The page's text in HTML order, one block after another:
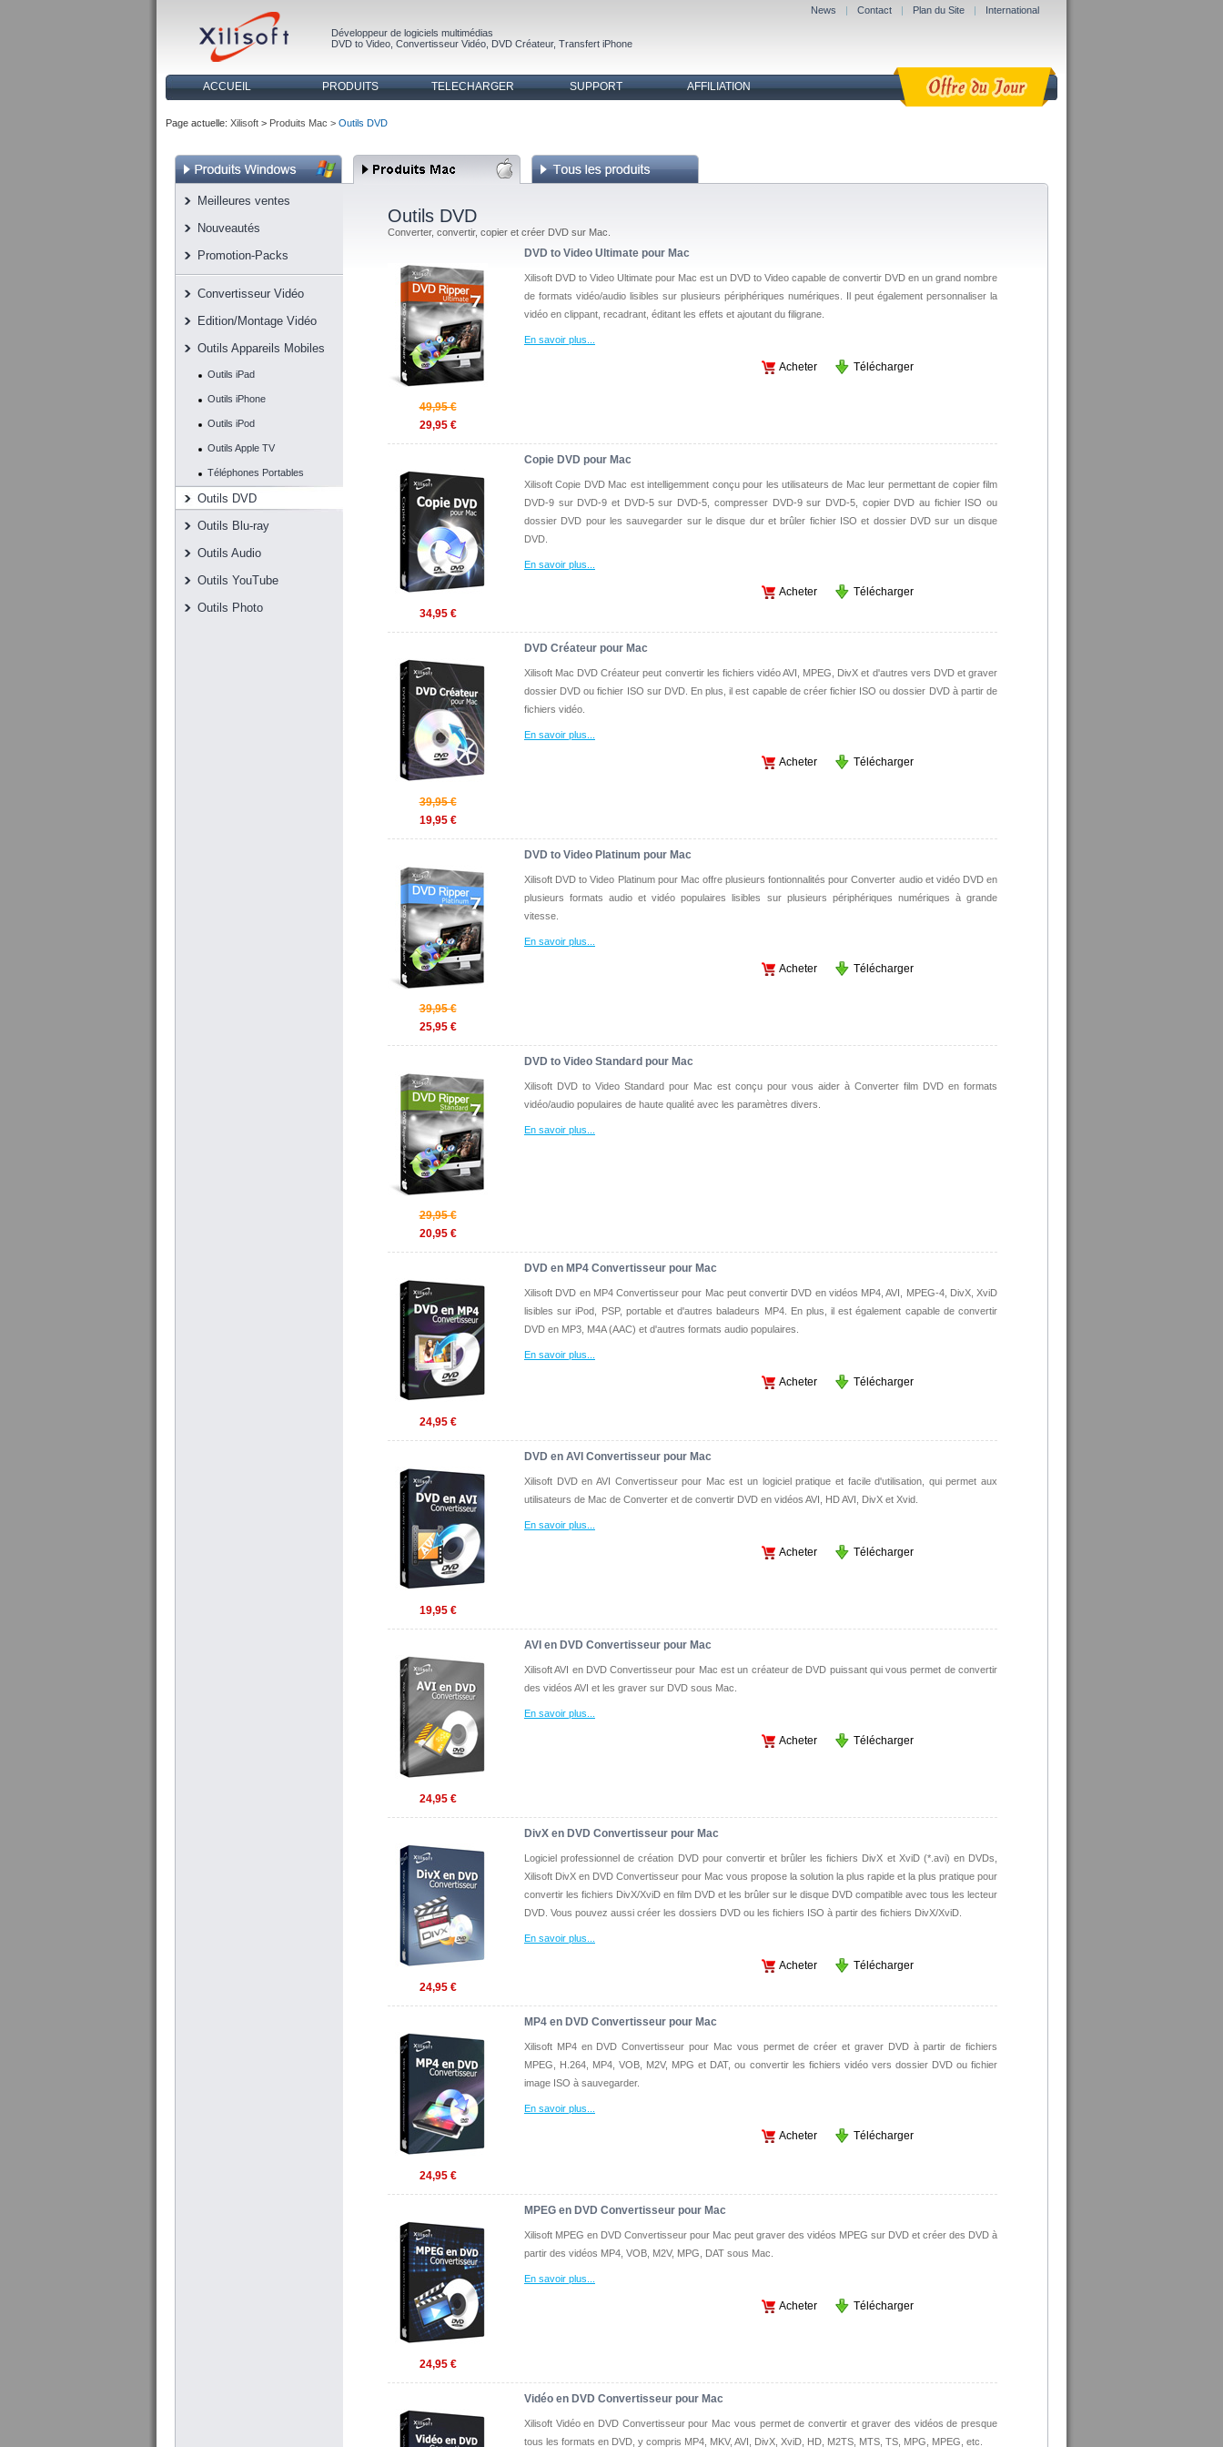
Développeur de logiciels multimédias
DVD to Video Convertisseur Vidéo DVD Créateur, Transfert iPhone
News | Contact | Plan du Site | International
ACCUEIL PRODUITS TELECHARGER SUPPORT AFFILIATION
Page actuelle: Xilisoft > Produits Mac > Outils DVD
Outils DVD
Converter, convertir, copier et créer DVD sur Mac.
49,95 €
29,95 €
DVD to Video Ultimate pour Mac
Xilisoft DVD to Video Ultimate pour Mac est un DVD to Video capable de convertir DVD en un grand nombre
de formats vidéo/audio lisibles sur plusieurs périphériques numériques. Il peut également personnaliser la
vidéo en clippant, recadrant, éditant les effets et ajoutant du filigrane.
En savoir plus
Acheter Télécharger
34,95 €
Copie DVD pour Mac
Xilisoft Copie DVD Mac est intelligemment conçu pour les utilisateurs de Mac leur permettant de copier film
DVD-9 sur DVD-9 et DVD-5 sur DVD-5, compresser DVD-9 sur DVD-5, copier DVD au fichier ISO ou
dossier DVD pour les sauvegarder sur le disque dur et brûler fichier ISO et dossier DVD sur un disque
DVD.
En savoir plus
Acheter Télécharger
39,95 €
19,95 €
DVD Créateur pour Mac
Xilisoft Mac DVD Créateur peut convertir les fichiers vidéo AVI, MPEG, DivX et d'autres vers DVD et graver
dossier DVD ou fichier ISO sur DVD. En plus, il est capable de créer fichier ISO ou dossier DVD à partir de
fichiers vidéo.
En savoir plus
Acheter Télécharger
39,95 €
25,95 €
DVD to Video Platinum pour Mac
Xilisoft DVD to Video Platinum pour Mac offre plusieurs fontionnalités pour Converter audio et vidéo DVD en
plusieurs formats audio et vidéo populaires lisibles sur plusieurs périphériques numériques à grande
vitesse.
En savoir plus
Acheter Télécharger
29,95 €
20,95 €
DVD to Video Standard pour Mac
Xilisoft DVD to Video Standard pour Mac est conçu pour vous aider à Converter film DVD en formats
vidéo/audio populaires de haute qualité avec les paramètres divers.
En savoir plus
24,95 €
DVD en MP4 Convertisseur pour Mac
Xilisoft DVD en MP4 Convertisseur pour Mac peut convertir DVD en vidéos MP4, AVI, MPEG-4, DivX, XviD
lisibles sur iPod, PSP, portable et d'autres baladeurs MP4. En plus, il est également capable de convertir
DVD en MP3, M4A (AAC) et d'autres formats audio populaires.
En savoir plus
Acheter Télécharger
19,95 €
DVD en AVI Convertisseur pour Mac
Xilisoft DVD en AVI Convertisseur pour Mac est un logiciel pratique et facile d'utilisation, qui permet aux
utilisateurs de Mac de Converter et de convertir DVD en vidéos AVI, HD AVI, DivX et Xvid.
En savoir plus
Acheter Télécharger
24,95 €
AVI en DVD Convertisseur pour Mac
Xilisoft AVI en DVD Convertisseur pour Mac est un créateur de DVD puissant qui vous permet de convertir
des vidéos AVI et les graver sur DVD sous Mac.
En savoir plus
Acheter Télécharger
24,95 €
DivX en DVD Convertisseur pour Mac
Logiciel professionnel de création DVD pour convertir et brûler les fichiers DivX et XviD (*.avi) en DVDs,
Xilisoft DivX en DVD Convertisseur pour Mac vous propose la solution la plus rapide et la plus pratique pour
convertir les fichiers DivX/XviD en film DVD et les brûler sur le disque DVD compatible avec tous les lecteur
DVD. Vous pouvez aussi créer les dossiers DVD ou les fichiers ISO à partir des fichiers DivX/XviD.
En savoir plus
Acheter Télécharger
24,95 €
MP4 en DVD Convertisseur pour Mac
Xilisoft MP4 en DVD Convertisseur pour Mac vous permet de créer et graver DVD à partir de fichiers
MPEG, H.264, MP4, VOB, M2V, MPG et DAT, ou convertir les fichiers vidéo vers dossier DVD ou fichier
image ISO à sauvegarder.
En savoir plus
Acheter Télécharger
24,95 €
MPEG en DVD Convertisseur pour Mac
Xilisoft MPEG en DVD Convertisseur pour Mac peut graver des vidéos MPEG sur DVD et créer des DVD à
partir des vidéos MP4, VOB, M2V, MPG, DAT sous Mac.
En savoir plus
Acheter Télécharger
Vidéo en DVD Convertisseur pour Mac
Xilisoft Vidéo en DVD Convertisseur pour Mac vous permet de convertir et graver des vidéos de presque
tous les formats en DVD, y compris MP4, MKV, AVI, DivX, XviD, HD, M2TS, MTS, TS, MPG, MPEG, etc.
Meilleures ventes
Nouveautés
Promotion-Packs
Convertisseur Vidéo
Edition/Montage Vidéo
Outils Appareils Mobiles
Outils iPad
Outils iPhone
Outils iPod
Outils Apple TV
Téléphones Portables
Outils DVD
Outils Blu-ray
Outils Audio
Outils YouTube
Outils Photo